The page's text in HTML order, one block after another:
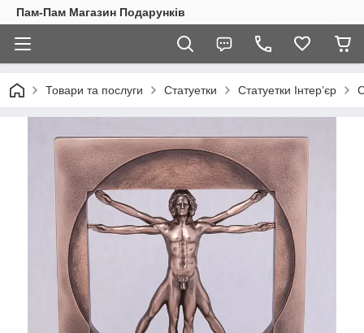
Пам-Пам Магазин Подарунків
Товари та послуги Статуетки Статуетки Інтер’єр